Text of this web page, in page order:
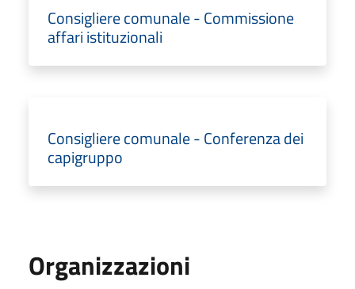
Consigliere comunale - Commissione
affari istituzionali
Consigliere comunale - Conferenza dei
capigruppo
Organizzazioni